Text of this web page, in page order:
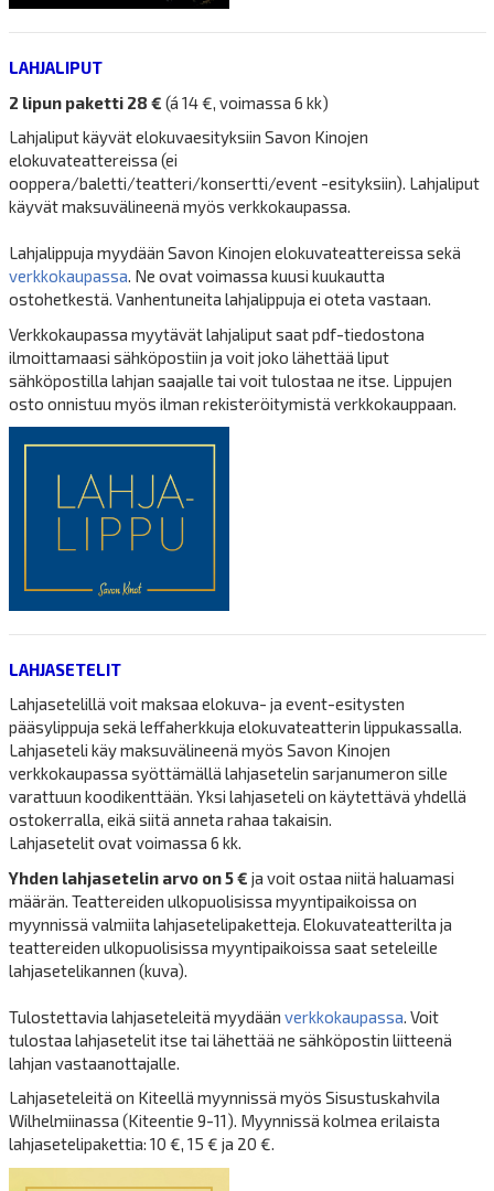
LAHJALIPUT
2 lipun paketti 28 € (á 14 €, voimassa 6 kk)
Lahjaliput käyvät elokuvaesityksiin Savon Kinojen
elokuvateattereissa (ei
ooppera/baletti/teatteri/konsertti/event -esityksiin). Lahjaliput
käyvät maksuvälineenä myös verkkokaupassa.
Lahjalippuja myydään Savon Kinojen elokuvateattereissa sekä
verkkokaupassa. Ne ovat voimassa kuusi kuukautta
ostohetkestä. Vanhentuneita lahjalippuja ei oteta vastaan.
Verkkokaupassa myytävät lahjaliput saat pdf-tiedostona
ilmoittamaasi sähköpostiin ja voit joko lähettää liput
sähköpostilla lahjan saajalle tai voit tulostaa ne itse. Lippujen
osto onnistuu myös ilman rekisteröitymistä verkkokauppaan.
LAHJASETELIT
Lahjasetelillä voit maksaa elokuva- ja event-esitysten
pääsylippuja sekä leffaherkkuja elokuvateatterin lippukassalla.
Lahjaseteli käy maksuvälineenä myös Savon Kinojen
verkkokaupassa syöttämällä lahjasetelin sarjanumeron sille
varattuun koodikenttään. Yksi lahjaseteli on käytettävä yhdellä
ostokerralla, eikä siitä anneta rahaa takaisin.
Lahjasetelit ovat voimassa 6 kk.
Yhden lahjasetelin arvo on 5 € ja voit ostaa niitä haluamasi
määrän. Teattereiden ulkopuolisissa myyntipaikoissa on
myynnissä valmiita lahjasetelipaketteja. Elokuvateatterilta ja
teattereiden ulkopuolisissa myyntipaikoissa saat seteleille
lahjasetelikannen (kuva).
Tulostettavia lahjaseteleitä myydään verkkokaupassa. Voit
tulostaa lahjasetelit itse tai lähettää ne sähköpostin liitteenä
lahjan vastaanottajalle.
Lahjaseteleitä on Kiteellä myynnissä myös Sisustuskahvila
Wilhelmiinassa (Kiteentie 9-11). Myynnissä kolmea erilaista
lahjasetelipakettia: 10 €, 15 € ja 20 €.